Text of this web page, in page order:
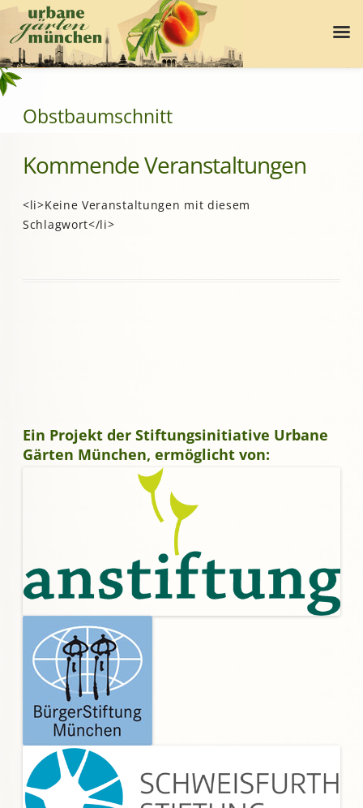
Obstbaumschnitt
Kommende Veranstaltungen
<li>Keine Veranstaltungen mit diesem
Schlagwort</li>
Ein Projekt der Stiftungsinitiative Urbane
Gärten München, ermöglicht von: